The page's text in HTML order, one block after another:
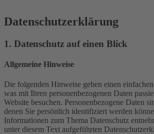
Datenschutzerklärung
1. Datenschutz auf einen Blick
Allgemeine Hinweise
Die folgenden Hinweise geben einen
was mit Ihren personenbezogenen Daten
Website besuchen. Personenbezogene Daten
denen Sie persönlich identifiziert werden
Informationen zum Thema Datenschutz
unter diesem Text aufgeführten